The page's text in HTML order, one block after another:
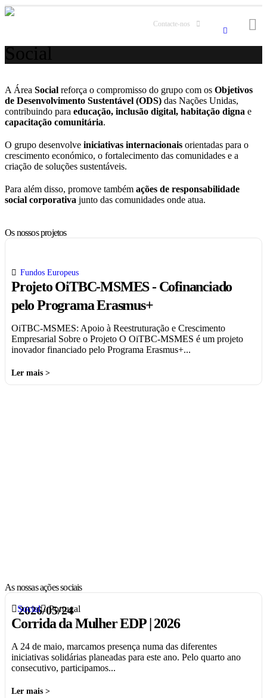
Contacte-nos
Social
A Área Social reforça o compromisso do grupo com os Objetivos
de Desenvolvimento Sustentável (ODS) das Nações Unidas,
contribuindo para educação, inclusão digital, habitação digna e
capacitação comunitária.
O grupo desenvolve iniciativas internacionais orientadas para o
crescimento económico, o fortalecimento das comunidades e a
criação de soluções sustentáveis.
Para além disso, promove também ações de responsabilidade
social corporativa junto das comunidades onde atua.
Os nossos projetos
Fundos Europeus
Projeto OiTBC-MSMES - Cofinanciado
pelo Programa Erasmus+
OiTBC-MSMES: Apoio à Reestruturação e Crescimento
Empresarial Sobre o Projeto O OiTBC-MSMES é um projeto
inovador financiado pelo Programa Erasmus+...
Ler mais >
As nossas ações sociais
2026/05/24
Social Portugal
Corrida da Mulher EDP | 2026
A 24 de maio, marcamos presença numa das diferentes
iniciativas solidárias planeadas para este ano. Pelo quarto ano
consecutivo, participamos...
Ler mais >